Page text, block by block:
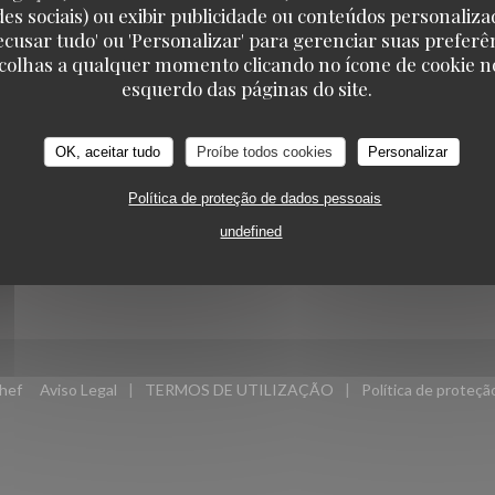
sociais) ou exibir publicidade ou conteúdos
tudo' ou 'Personalizar' para gerenciar suas
a qualquer momento clicando no ícone de cookie
esquerdo das páginas do site.
OK, aceitar tudo Proíbe todos cookies Personalizar
Política de proteção de dados pessoais
undefined
NEWSLETTER
RESERVA
RESERVAR UMA MESA
CLIQUE E RECOLHA
((abre numa nova janela))
Aviso Legal
((abre numa nova janela))
TERMOS DE UTILIZAÇÃO
((abre numa nova janela))
Política de
TAVLINE